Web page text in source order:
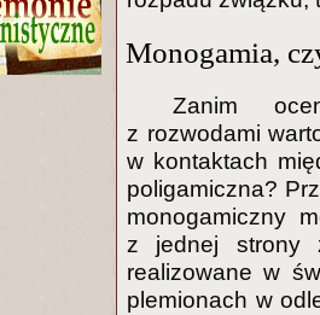
Monogamia,
Zanim
z rozwodami
w kontaktach
poligamiczna?
monogamiczny
z jednej strony
realizowane w
plemionach w